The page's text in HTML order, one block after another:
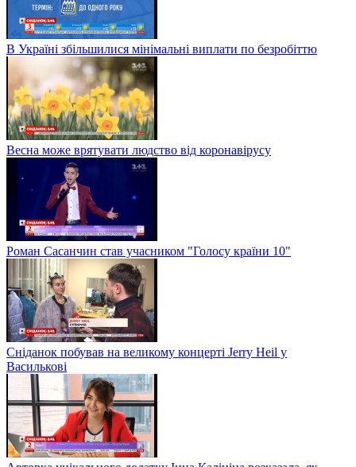
В Україні збільшилися мінімальні виплати по безробіттю
Весна може врятувати людство від коронавірусу
Роман Сасанчин став учасником "Голосу країни 10"
Сніданок побував на великому концерті Jerry Heil у
Василькові